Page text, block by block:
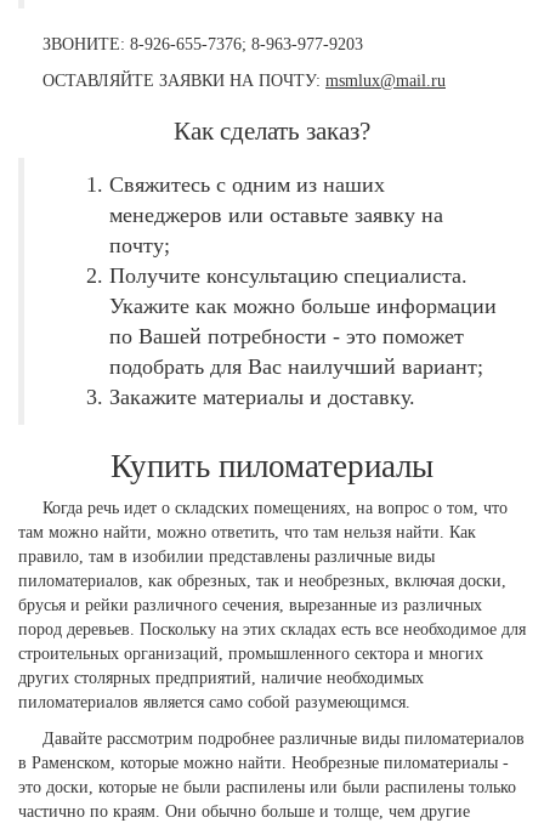
ЗВОНИТЕ: 8-926-655-7376; 8-963-977-9203
ОСТАВЛЯЙТЕ ЗАЯВКИ НА ПОЧТУ: msmlux@mail.ru
Как сделать заказ?
Свяжитесь с одним из наших
менеджеров или оставьте заявку на
почту;
Получите консультацию специалиста.
Укажите как можно больше информации
по Вашей потребности - это поможет
подобрать для Вас наилучший вариант;
Закажите материалы и доставку.
Купить пиломатериалы
Когда речь идет о складских помещениях, на вопрос о том, что
там можно найти, можно ответить, что там нельзя найти. Как
правило, там в изобилии представлены различные виды
пиломатериалов, как обрезных, так и необрезных, включая доски,
брусья и рейки различного сечения, вырезанные из различных
пород деревьев. Поскольку на этих складах есть все необходимое для
строительных организаций, промышленного сектора и многих
других столярных предприятий, наличие необходимых
пиломатериалов является само собой разумеющимся.
Давайте рассмотрим подробнее различные виды пиломатериалов
в Раменском, которые можно найти. Необрезные пиломатериалы -
это доски, которые не были распилены или были распилены только
частично по краям. Они обычно больше и толще, чем другие